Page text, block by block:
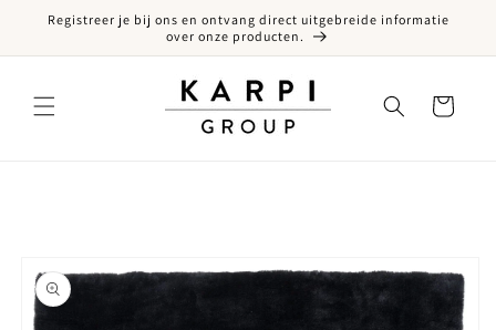
naar de content
Registreer je bij ons en ontvang direct uitgebreide informatie
over onze producten.
Winkelwagen
naar productinformatie